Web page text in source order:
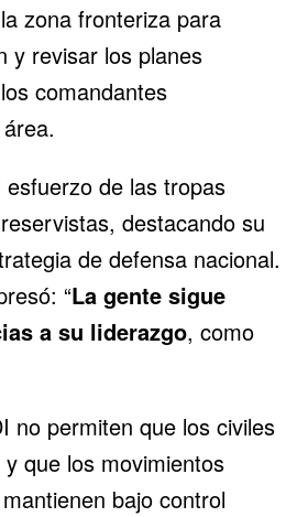
zona fronteriza para
y revisar los planes
comandantes
de las tropas
destacando su
de defensa nacional.
“La gente sigue
a su liderazgo, como
no permiten que los civiles
que los movimientos
bajo control